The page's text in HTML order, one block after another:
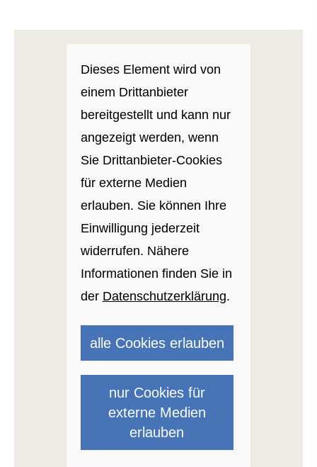
Dieses Element wird von
einem Drittanbieter
bereitgestellt und kann nur
angezeigt werden, wenn
Sie Drittanbieter-Cookies
für externe Medien
erlauben. Sie können Ihre
Einwilligung jederzeit
widerrufen. Nähere
Informationen finden Sie in
der Datenschutzerklärung.
alle Cookies erlauben
nur Cookies für
externe Medien
erlauben